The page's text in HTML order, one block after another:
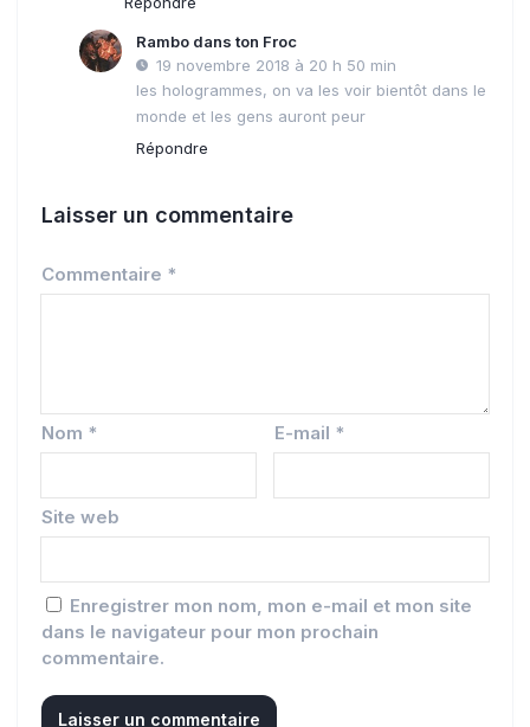
Rambo dans ton Froc
19 novembre 2018 à 20 h 50 min
les hologrammes, on va les voir bientôt dans le
monde et les gens auront peur
Répondre
Laisser un commentaire
Commentaire *
Nom * E-mail *
Site web
Enregistrer mon nom, mon e-mail et mon site
dans le navigateur pour mon prochain
commentaire.